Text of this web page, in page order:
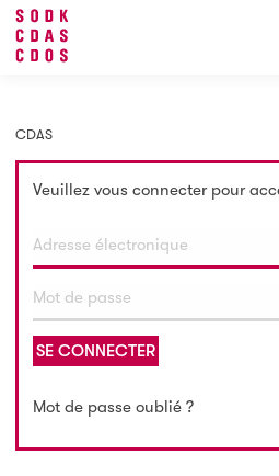
CDAS
Veuillez vous connecter pour
SE CONNECTER
Mot de passe oublié ?